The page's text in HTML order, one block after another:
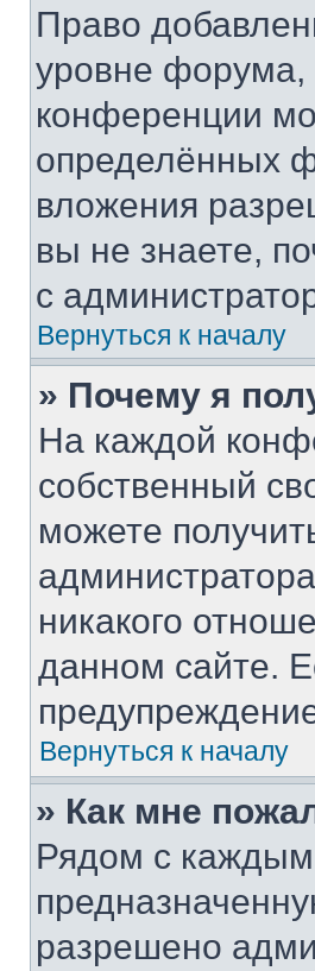
Право
уровне форума,
конференции
определённых
вложения
вы не знаете,
с
Вернуться к началу
» Почему я
На каждой
собственный
можете
никакого
данном сайте.
Вернуться к началу
» Как мне
Рядом с
разрешено